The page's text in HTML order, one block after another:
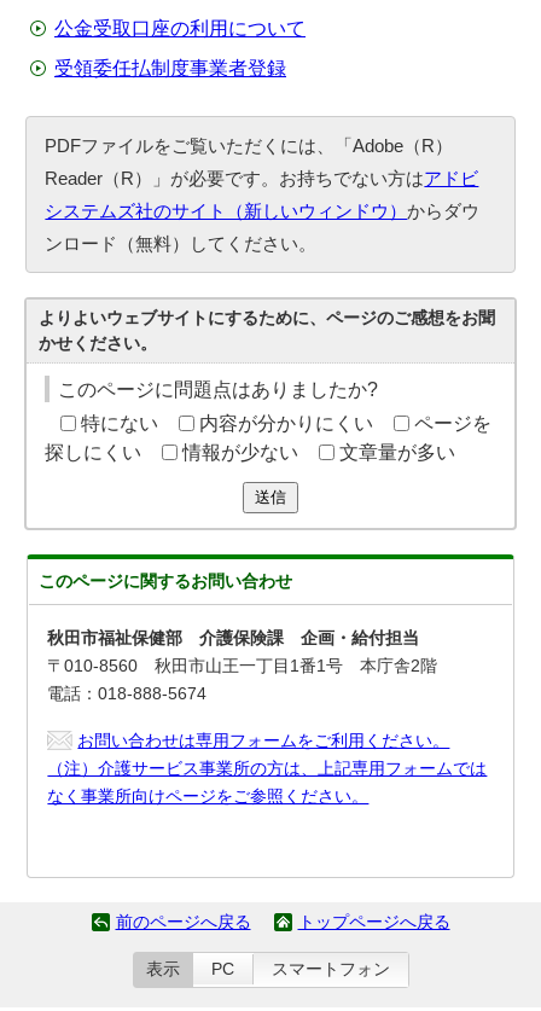
公金受取口座の利用について
受領委任払制度事業者登録
PDFファイルをご覧いただくには、「Adobe（R）
Reader（R）」が必要です。お持ちでない方はアドビ
システムズ社のサイト（新しいウィンドウ）からダウ
ンロード（無料）してください。
よりよいウェブサイトにするために、ページのご感想をお聞
かせください。
このページに問題点はありましたか?
特にない
内容が分かりにくい
ページを
探しにくい
情報が少ない 文章量が多い
送信
このページに関するお問い合わせ
秋田市福祉保健部 介護保険課 企画・給付担当
〒010-8560 秋田市山王一丁目1番1号 本庁舎2階
電話：018-888-5674
お問い合わせは専用フォームをご利用ください。
（注）介護サービス事業所の方は、上記専用フォームでは
なく事業所向けページをご参照ください。
前のページへ戻る トップページへ戻る
表示 PC スマートフォン